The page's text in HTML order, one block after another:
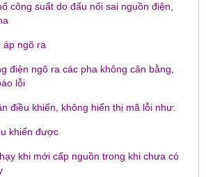
công suất do đấu nối sai nguồn điện,
áp ngõ ra
điện ngõ ra các pha không cân bằng,
lỗi
điều khiển, không hiển thị mã lỗi như:
khiển được
khi mới cấp nguồn trong khi chưa có